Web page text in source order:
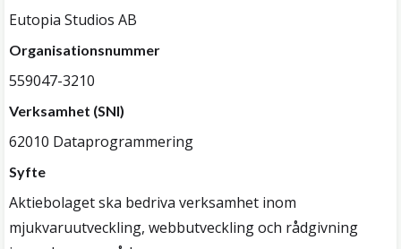
Eutopia Studios AB
Organisationsnummer
559047-3210
Verksamhet (SNI)
62010 Dataprogrammering
Syfte
Aktiebolaget ska bedriva verksamhet inom
mjukvaruutveckling, webbutveckling och rådgivning